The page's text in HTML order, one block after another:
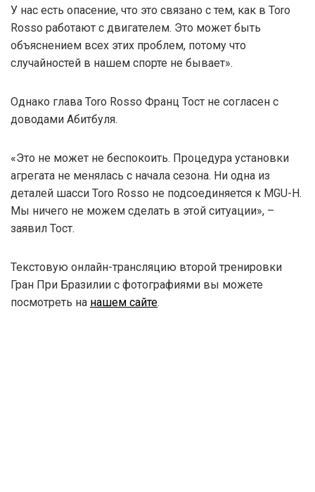
У нас есть опасение, что это связано с тем, как в Toro
Rosso работают с двигателем. Это может быть
объяснением всех этих проблем, потому что
случайностей в нашем спорте не бывает».
Однако глава Toro Rosso Франц Тост не согласен с
доводами Абитбуля.
«Это не может не беспокоить. Процедура установки
агрегата не менялась с начала сезона. Ни одна из
деталей шасси Toro Rosso не подсоединяется к MGU-H.
Мы ничего не можем сделать в этой ситуации», –
заявил Тост.
Текстовую онлайн-трансляцию второй тренировки
Гран При Бразилии с фотографиями вы можете
посмотреть на нашем сайте.